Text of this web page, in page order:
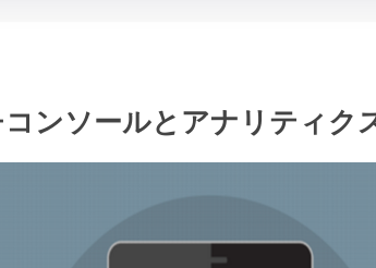
ンソールとアナリティク